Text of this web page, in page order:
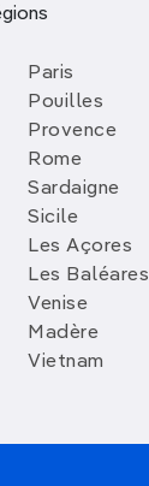
Paris
Pouilles
Provence
Rome
Sardaigne
Sicile
Les Açores
Les Baléares
Venise
Madère
Vietnam